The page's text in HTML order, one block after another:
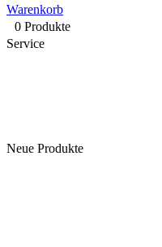
Warenkorb
0 Produkte
Service
Neue Produkte